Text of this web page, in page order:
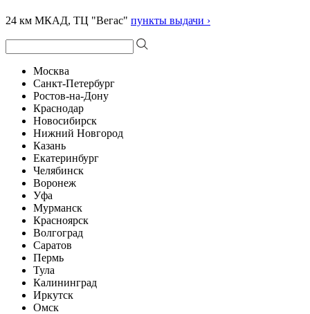
24 км МКАД, ТЦ "Вегас" пункты выдачи ›
Москва
Санкт-Петербург
Ростов-на-Дону
Краснодар
Новосибирск
Нижний Новгород
Казань
Екатеринбург
Челябинск
Воронеж
Уфа
Мурманск
Красноярск
Волгоград
Саратов
Пермь
Тула
Калининград
Иркутск
Омск